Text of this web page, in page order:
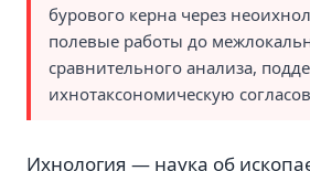
бурового керна через
полевые работы до
сравнительного анализа,
ихнотаксономическую
Ихнология — наука об